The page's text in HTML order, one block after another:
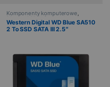
Komponenty komputerowe,
Disque SSD, Informatyka
Western Digital WD Blue SA510
2 To SSD SATA III 2.5″